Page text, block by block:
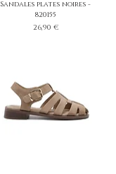
Sandales plates noires -
820155
Prix
26,90 €